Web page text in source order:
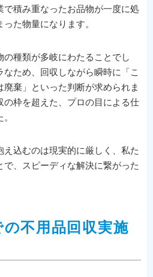
で積み重なったお品物が一度に処
た物量になります。
の種類が多岐にわたることでし
ため、回収しながら瞬時に「こ
棄」といった判断が求められま
の枠を超えた、プロの目による仕
え込むのは現実的に厳しく、私た
で、スピーディな解決に繋がった
不用品回収実施